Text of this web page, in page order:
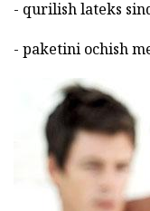
- qurilish lateks
- paketini ochish